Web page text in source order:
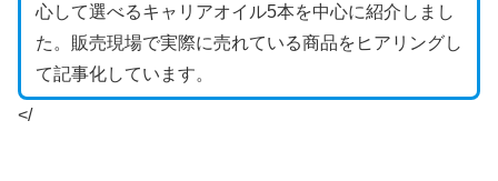
心して選べるキャリアオイル5本を中心に紹介しまし
た。販売現場で実際に売れている商品をヒアリングし
て記事化しています。
</